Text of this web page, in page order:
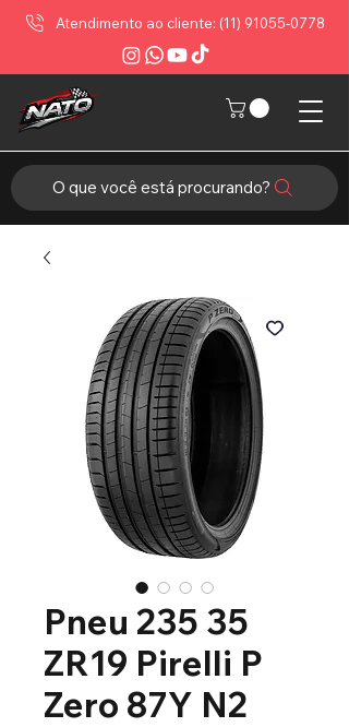
O que você está procurando?
Atendimento ao cliente: (11) 91055-0778
Pneu 235 35
ZR19 Pirelli P
Zero 87Y N2